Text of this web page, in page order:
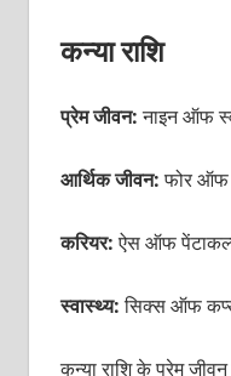
कन्या राशि
प्रेम जीवन:नाइन ऑफ
आर्थिक जीवन:फोर ऑफ
करियर:ऐस ऑफ
स्वास्थ्य:सिक्स ऑफ
कन्या राशि के प्रेम